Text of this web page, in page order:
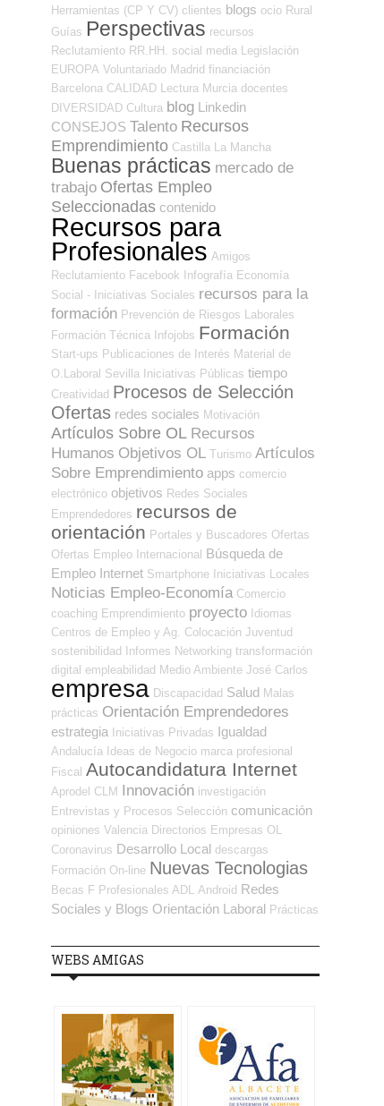
Herramientas (CP Y CV) clientes blogs ocio Rural
Guías Perspectivas recursos
Reclutamiento RR.HH.
social media
Legislación
EUROPA Voluntariado Madrid financiación
Barcelona CALIDAD Lectura Murcia docentes
DIVERSIDAD Cultura blog Linkedin
CONSEJOS Talento Recursos
Emprendimiento Castilla La Mancha
Buenas prácticas mercado de
trabajo Ofertas Empleo
Seleccionadas contenido
Recursos para
Profesionales Amigos
Reclutamiento Facebook Infografía Economía
Social - Iniciativas Sociales recursos para la
formación Prevención de Riesgos Laborales
Formación Técnica
Infojobs Formación
Start-ups Publicaciones de Interés Material de
O.Laboral Sevilla Iniciativas Públicas tiempo
Creatividad Procesos de Selección
Ofertas redes sociales Motivación
Artículos Sobre OL Recursos
Humanos Objetivos OL Turismo Artículos
Sobre Emprendimiento apps comercio
electrónico objetivos Redes Sociales
Emprendedores recursos de
orientación Portales y Buscadores Ofertas
Ofertas Empleo Internacional Búsqueda de
Empleo Internet Smartphone Iniciativas Locales
Noticias Empleo-Economía Comercio
coaching Emprendimiento proyecto Idiomas
Centros de Empleo y Ag. Colocación Juventud
sostenibilidad
Informes Networking transformación
digital empleabilidad Medio Ambiente José Carlos
empresa Discapacidad Salud Malas
prácticas Orientación Emprendedores
estrategia Iniciativas Privadas Igualdad
Andalucía Ideas de Negocio marca profesional
Fiscal Autocandidatura Internet
Aprodel CLM Innovación investigación
Entrevistas y Procesos Selección comunicación
opiniones Valencia Directorios Empresas OL
Coronavirus Desarrollo Local descargas
Formación On-line Nuevas Tecnologias
Becas F Profesionales ADL Android Redes
Sociales y Blogs Orientación Laboral Prácticas
WEBS AMIGAS